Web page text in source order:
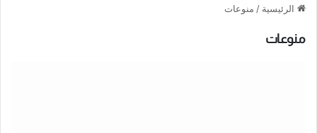
الرئيسية / منوعات
منوعات